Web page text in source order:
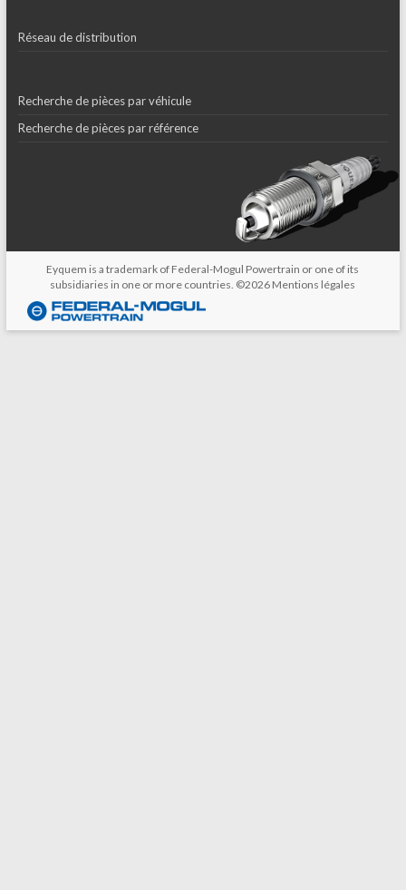
Réseau de distribution
Recherche de pièces par véhicule
Recherche de pièces par référence
Eyquem is a trademark of Federal-Mogul Powertrain or one of its
subsidiaries in one or more countries. ©2026 Mentions légales